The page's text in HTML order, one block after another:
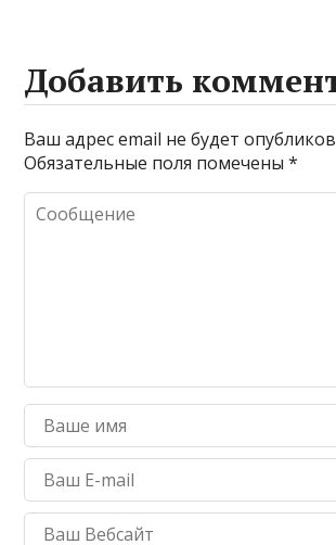
Добавить
Ваш адрес email не будет
Обязательные поля помечены*